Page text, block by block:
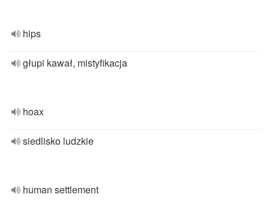
hips
głupi kawał, mistyfikacja
hoax
siedlisko ludzkie
human settlement